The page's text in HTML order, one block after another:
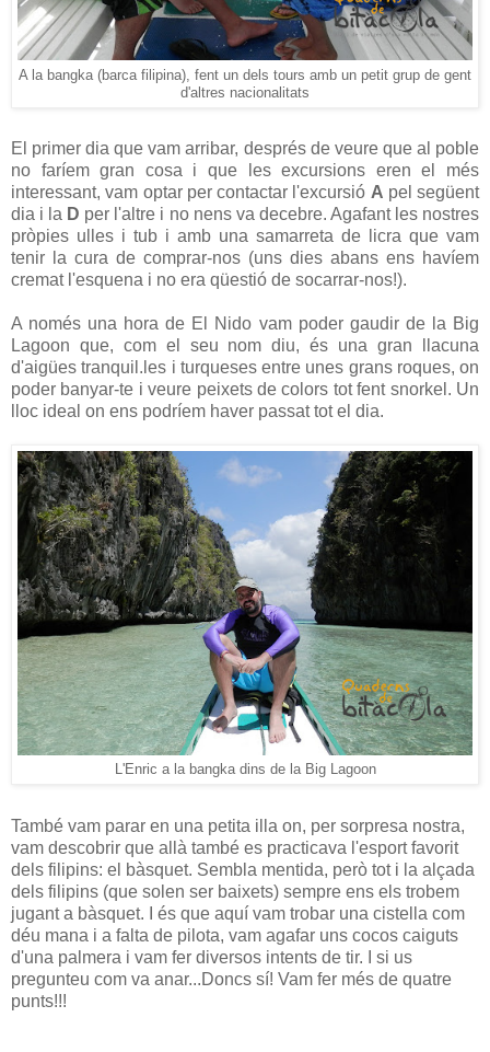
A la bangka (barca filipina), fent un dels tours amb un petit grup de gent
d'altres nacionalitats
El primer dia que vam arribar, després de veure que al poble
no faríem gran cosa i que les excursions eren el més
interessant, vam optar per contactar l'excursió A pel següent
dia i la D per l'altre i no nens va decebre. Agafant les nostres
pròpies ulles i tub i amb una samarreta de licra que vam
tenir la cura de comprar-nos (uns dies abans ens havíem
cremat l'esquena i no era qüestió de socarrar-nos!).
A només una hora de El Nido vam poder gaudir de la Big
Lagoon que, com el seu nom diu, és una gran llacuna
d'aigües tranquil.les i turqueses entre unes grans roques, on
poder banyar-te i veure peixets de colors tot fent snorkel. Un
lloc ideal on ens podríem haver passat tot el dia.
L'Enric a la bangka dins de la Big Lagoon
També vam parar en una petita illa on, per sorpresa nostra,
vam descobrir que allà també es practicava l'esport favorit
dels filipins: el bàsquet. Sembla mentida, però tot i la alçada
dels filipins (que solen ser baixets) sempre ens els trobem
jugant a bàsquet. I és que aquí vam trobar una cistella com
déu mana i a falta de pilota, vam agafar uns cocos caiguts
d'una palmera i vam fer diversos intents de tir. I si us
pregunteu com va anar...Doncs sí! Vam fer més de quatre
punts!!!